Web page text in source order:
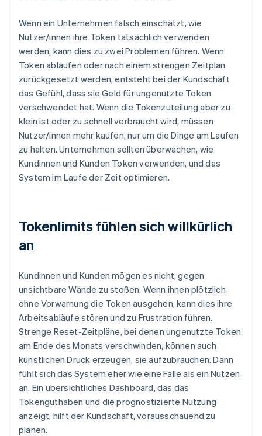
Wenn ein Unternehmen falsch einschätzt, wie
Nutzer/innen ihre Token tatsächlich verwenden
werden, kann dies zu zwei Problemen führen. Wenn
Token ablaufen oder nach einem strengen Zeitplan
zurückgesetzt werden, entsteht bei der Kundschaft
das Gefühl, dass sie Geld für ungenutzte Token
verschwendet hat. Wenn die Tokenzuteilung aber zu
klein ist oder zu schnell verbraucht wird, müssen
Nutzer/innen mehr kaufen, nur um die Dinge am Laufen
zu halten. Unternehmen sollten überwachen, wie
Kundinnen und Kunden Token verwenden, und das
System im Laufe der Zeit optimieren.
Tokenlimits fühlen sich willkürlich
an
Kundinnen und Kunden mögen es nicht, gegen
unsichtbare Wände zu stoßen. Wenn ihnen plötzlich
ohne Vorwarnung die Token ausgehen, kann dies ihre
Arbeitsabläufe stören und zu Frustration führen.
Strenge Reset-Zeitpläne, bei denen ungenutzte Token
am Ende des Monats verschwinden, können auch
künstlichen Druck erzeugen, sie aufzubrauchen. Dann
fühlt sich das System eher wie eine Falle als ein Nutzen
an. Ein übersichtliches Dashboard, das das
Tokenguthaben und die prognostizierte Nutzung
anzeigt, hilft der Kundschaft, vorausschauend zu
planen.